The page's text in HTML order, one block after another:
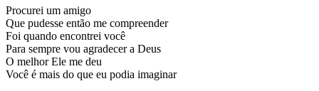
Procurei um amigo
Que pudesse então me compreender
Foi quando encontrei você
Para sempre vou agradecer a Deus
O melhor Ele me deu
Você é mais do que eu podia imaginar